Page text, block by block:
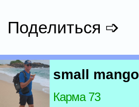
Поделиться ➩
small mango
Карма 73